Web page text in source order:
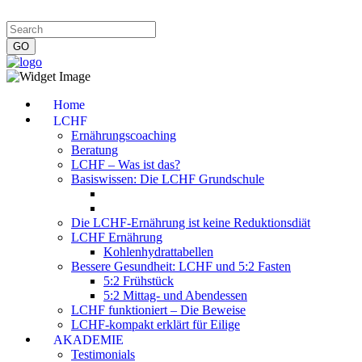
Home
LCHF
Ernährungscoaching
Beratung
LCHF – Was ist das?
Basiswissen: Die LCHF Grundschule
Die LCHF-Ernährung ist keine Reduktionsdiät
LCHF Ernährung
Kohlenhydrattabellen
Bessere Gesundheit: LCHF und 5:2 Fasten
5:2 Frühstück
5:2 Mittag- und Abendessen
LCHF funktioniert – Die Beweise
LCHF-kompakt erklärt für Eilige
AKADEMIE
Testimonials